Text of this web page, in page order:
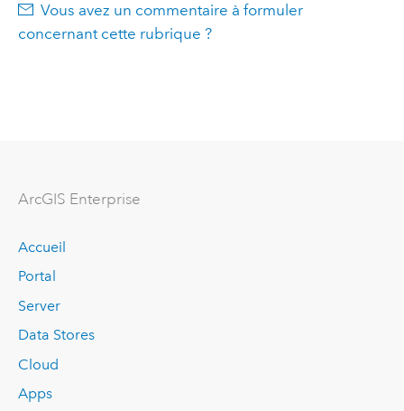
Vous avez un commentaire à formuler
concernant cette rubrique ?
ArcGIS Enterprise
Accueil
Portal
Server
Data Stores
Cloud
Apps